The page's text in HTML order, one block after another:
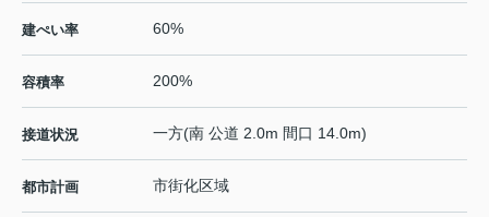
建ぺい率 60%
容積率 200%
接道状況 一方(南 公道 2.0m 間口 14.0m)
都市計画 市街化区域